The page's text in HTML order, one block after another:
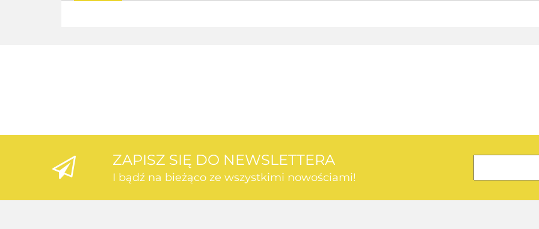
ZAPISZ SIĘ DO NEWSLETTERA
I bądź na bieżąco ze wszystkimi nowościami!